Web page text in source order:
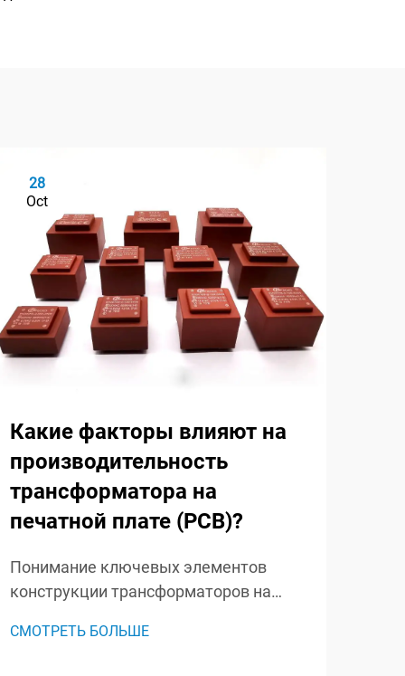
28
Oct
Какие факторы влияют на
производительность
трансформатора на
печатной плате (PCB)?
Понимание ключевых элементов
конструкции трансформаторов на
печатных платах произвели
СМОТРЕТЬ БОЛЬШЕ